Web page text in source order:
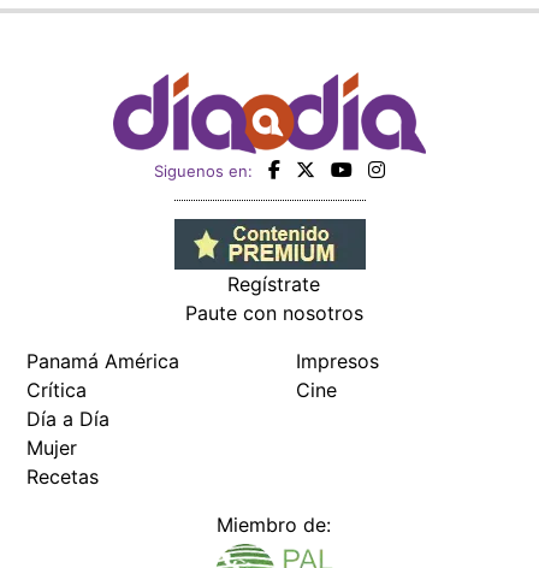
Siguenos en:
Regístrate
Paute con nosotros
Panamá América
Crítica
Día a Día
Mujer
Recetas
Impresos
Cine
Miembro de: